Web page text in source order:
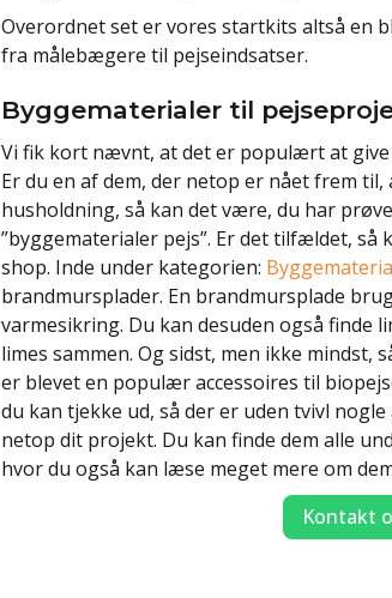
Overordnet set er vores startkits altså en
fra målebægere til pejseindsatser.
Byggematerialer til
Vi fik kort nævnt, at det er populært at
Er du en af dem, der netop er nået frem
husholdning, så kan det være, du har
”byggematerialer pejs”. Er det tilfældet, så
shop. Inde under kategorien:
brandmursplader. En brandmursplade
varmesikring. Du kan desuden også finde
limes sammen. Og sidst, men ikke mindst,
er blevet en populær accessoires til
du kan tjekke ud, så der er uden tvivl
netop dit projekt. Du kan finde dem alle
hvor du også kan læse meget mere om
Kontakt